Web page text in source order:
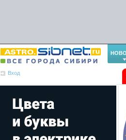
Вход